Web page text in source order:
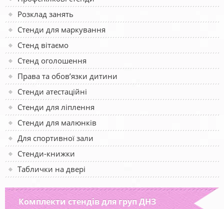
Розклад занять
Стенди для маркування
Стенд вітаємо
Стенд оголошення
Права та обов’язки дитини
Стенди атестаційні
Стенди для ліплення
Стенди для малюнків
Для спортивної зали
Стенди-книжки
Таблички на двері
Комплекти стендів для груп ДНЗ